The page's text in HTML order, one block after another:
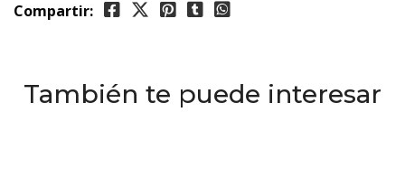
Compartir:
También te puede interesar